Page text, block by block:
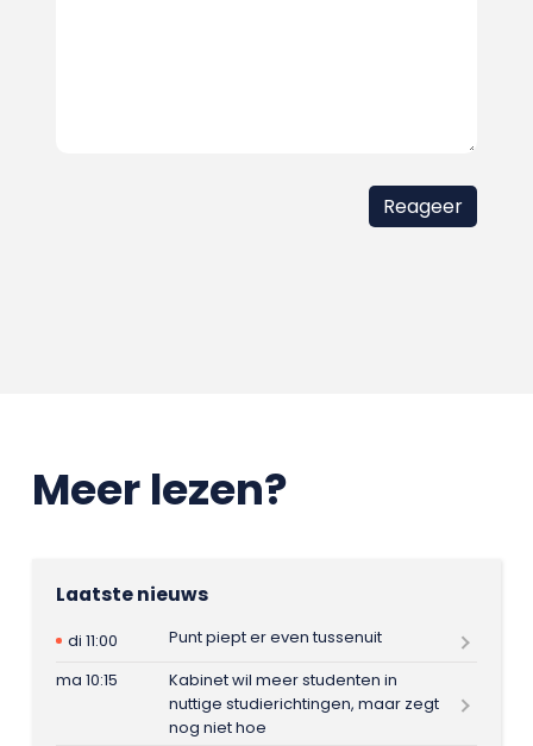
Meer lezen?
Laatste nieuws
di 11:00
Punt piept er even tussenuit
ma 10:15
Kabinet wil meer studenten in
nuttige studierichtingen, maar zegt
nog niet hoe